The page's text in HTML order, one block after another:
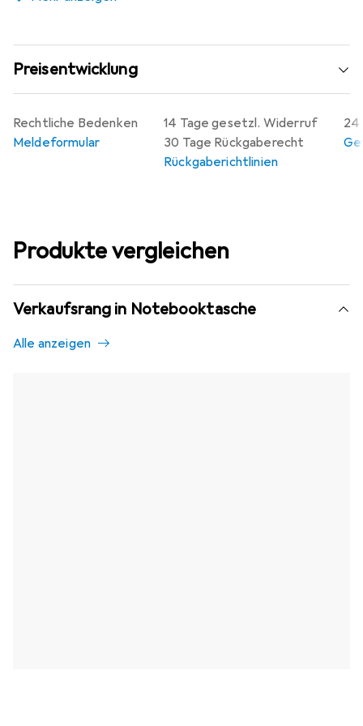
Preisentwicklung
14 Tage gesetzl. Widerruf
30 Tage Rückgaberecht
Rückgaberichtlinien
24
Rechtliche Bedenken
Meldeformular
Produkte vergleichen
Verkaufsrang in Notebooktasche
Alle anzeigen